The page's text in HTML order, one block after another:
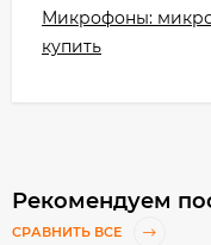
Микрофоны:
купить
Рекомендуем
СРАВНИТЬ ВСЕ